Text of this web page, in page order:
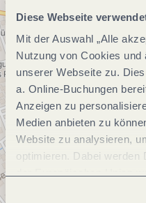
Diese Webseite
Mit der Auswahl „Alle
Nutzung von Cookies und
unserer Webseite zu.
a. Online-Buchungen
Anzeigen zu
Medien anbieten zu
Website zu analysieren,
optimieren. Dabei werden